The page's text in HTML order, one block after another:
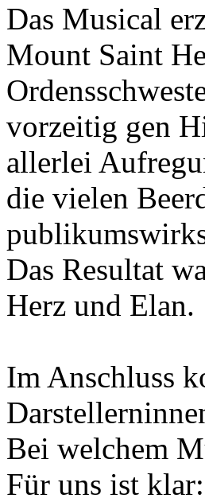
Das Musical
Mount Saint
vorzeitig gen
allerlei
die vielen
Das Resultat
Herz und Elan.
Im Anschluss
Bei welchem
Für uns ist